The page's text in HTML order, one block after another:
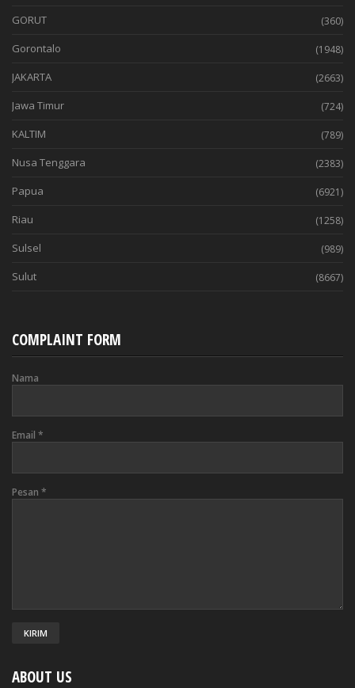
GORUT (360)
Gorontalo (1948)
JAKARTA (2663)
Jawa Timur (724)
KALTIM (789)
Nusa Tenggara (2383)
Papua (6921)
Riau (1258)
Sulsel (989)
Sulut (8667)
COMPLAINT FORM
Nama
Email *
Pesan *
ABOUT US